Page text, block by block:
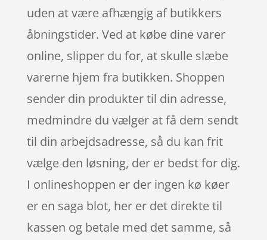
uden at være afhængig af butikkers
åbningstider. Ved at købe dine varer
online, slipper du for, at skulle slæbe
varerne hjem fra butikken. Shoppen
sender din produkter til din adresse,
medmindre du vælger at få dem sendt
til din arbejdsadresse, så du kan frit
vælge den løsning, der er bedst for dig.
I onlineshoppen er der ingen kø køer
er en saga blot, her er det direkte til
kassen og betale med det samme, så